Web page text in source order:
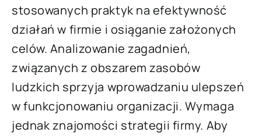
stosowanych praktyk na efektywność
działań w firmie i osiąganie założonych
celów. Analizowanie zagadnień,
związanych z obszarem zasobów
ludzkich sprzyja wprowadzaniu ulepszeń
w funkcjonowaniu organizacji. Wymaga
jednak znajomości strategii firmy. Aby